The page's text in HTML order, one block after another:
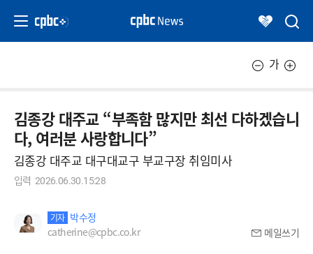
가
김종강 대주교 “부족함 많지만 최선 다하겠습니
다, 여러분 사랑합니다”
김종강 대주교 대구대교구 부교구장 취임미사
입력 2026.06.30.15:28
기자 박수정
catherine@cpbc.co.kr
메일쓰기